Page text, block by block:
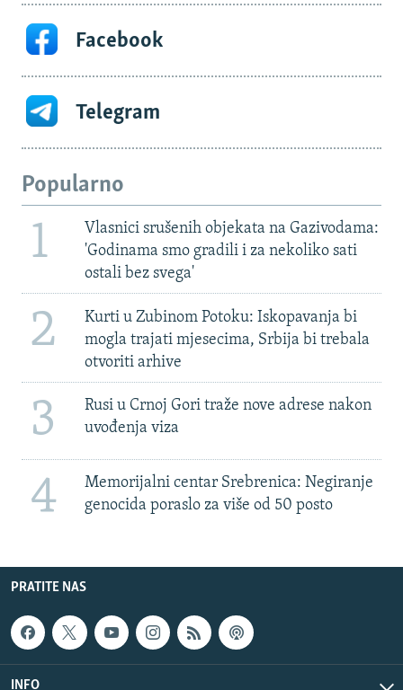
Facebook
Telegram
Popularno
1
Vlasnici srušenih objekata na Gazivodama:
'Godinama smo gradili i za nekoliko sati
ostali bez svega'
2
Kurti u Zubinom Potoku: Iskopavanja bi
mogla trajati mjesecima, Srbija bi trebala
otvoriti arhive
3
Rusi u Crnoj Gori traže nove adrese nakon
uvođenja viza
4
Memorijalni centar Srebrenica: Negiranje
genocida poraslo za više od 50 posto
PRATITE NAS
INFO